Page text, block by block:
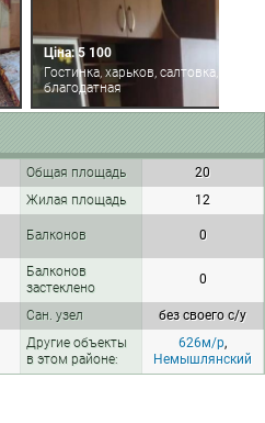
Ціна: 5 100
Гостинка, харьков, салтовка,
благодатная
Общая площадь
20
Жилая площадь
12
Балконов 0
Балконов
застеклено
0
Сан. узел без своего с/у
Другие объекты
в этом районе:
626м/р,
Немышлянский